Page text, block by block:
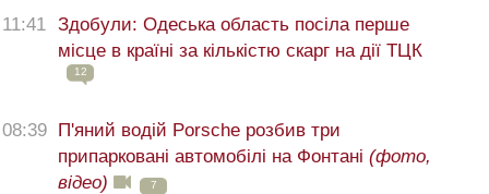
11:41
Здобули: Одеська область посіла перше
місце в країні за кількістю скарг на дії ТЦК
12
08:39 П'яний водій Porsche розбив три
припарковані автомобілі на Фонтані (фото,
відео)
7